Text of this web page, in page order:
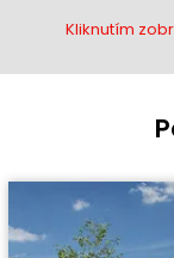
Kliknutím